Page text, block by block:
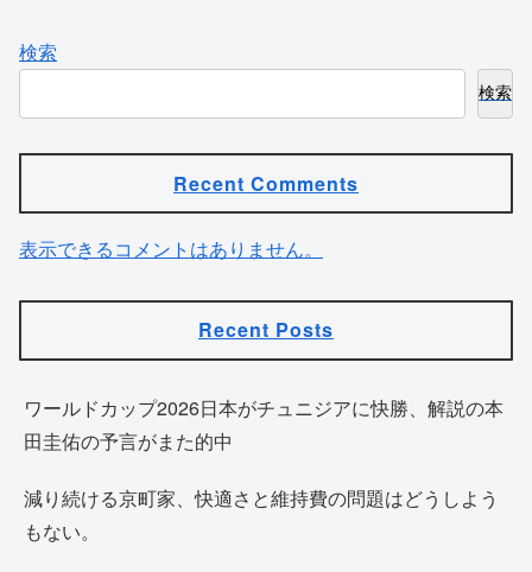
検索
検索
Recent Comments
表示できるコメントはありません。
Recent Posts
ワールドカップ2026日本がチュニジアに快勝、解説の本
田圭佑の予言がまた的中
減り続ける京町家、快適さと維持費の問題はどうしよう
もない。